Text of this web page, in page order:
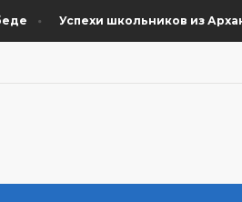
Успехи школьников из